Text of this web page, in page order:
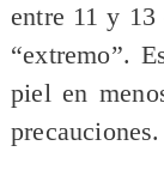
entre 11 y 13
“extremo”.
piel en
precauciones.